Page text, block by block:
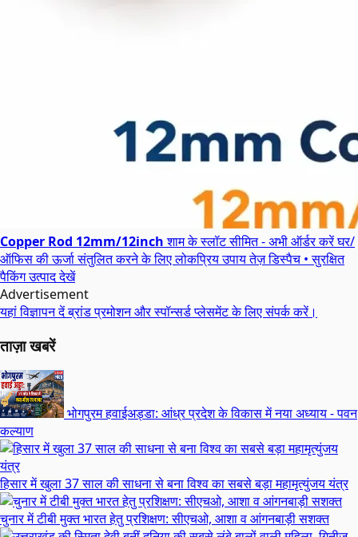
Copper Rod 12mm/12inch शाम के स्लॉट सीमित - अभी ऑर्डर करेंघर/
ऑफिस की ऊर्जा संतुलित करने के लिए लोकप्रिय उपायतेज़ डिस्पैच • सुरक्षित
पैकिंगउत्पाद देखें
Advertisement
यहां विज्ञापन देंब्रांड प्रमोशन और स्पॉन्सर्ड प्लेसमेंट के लिए संपर्क करें।
ताज़ा खबरें
भोगपुरम हवाईअड्डा: आंध्र प्रदेश के विकास में नया अध्याय - पवन
कल्याण
हिसार में खुला 37 साल की साधना से बना विश्व का सबसे बड़ा महामृत्युंजय यंत्र
चुनार में टीबी मुक्त भारत हेतु प्रशिक्षण: सीएचओ, आशा व आंगनबाड़ी सशक्त